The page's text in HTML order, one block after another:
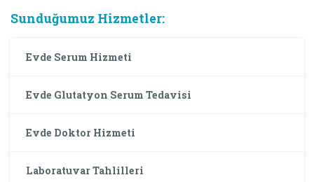
Sunduğumuz Hizmetler:
Evde Serum Hizmeti
Evde Glutatyon Serum Tedavisi
Evde Doktor Hizmeti
Laboratuvar Tahlilleri